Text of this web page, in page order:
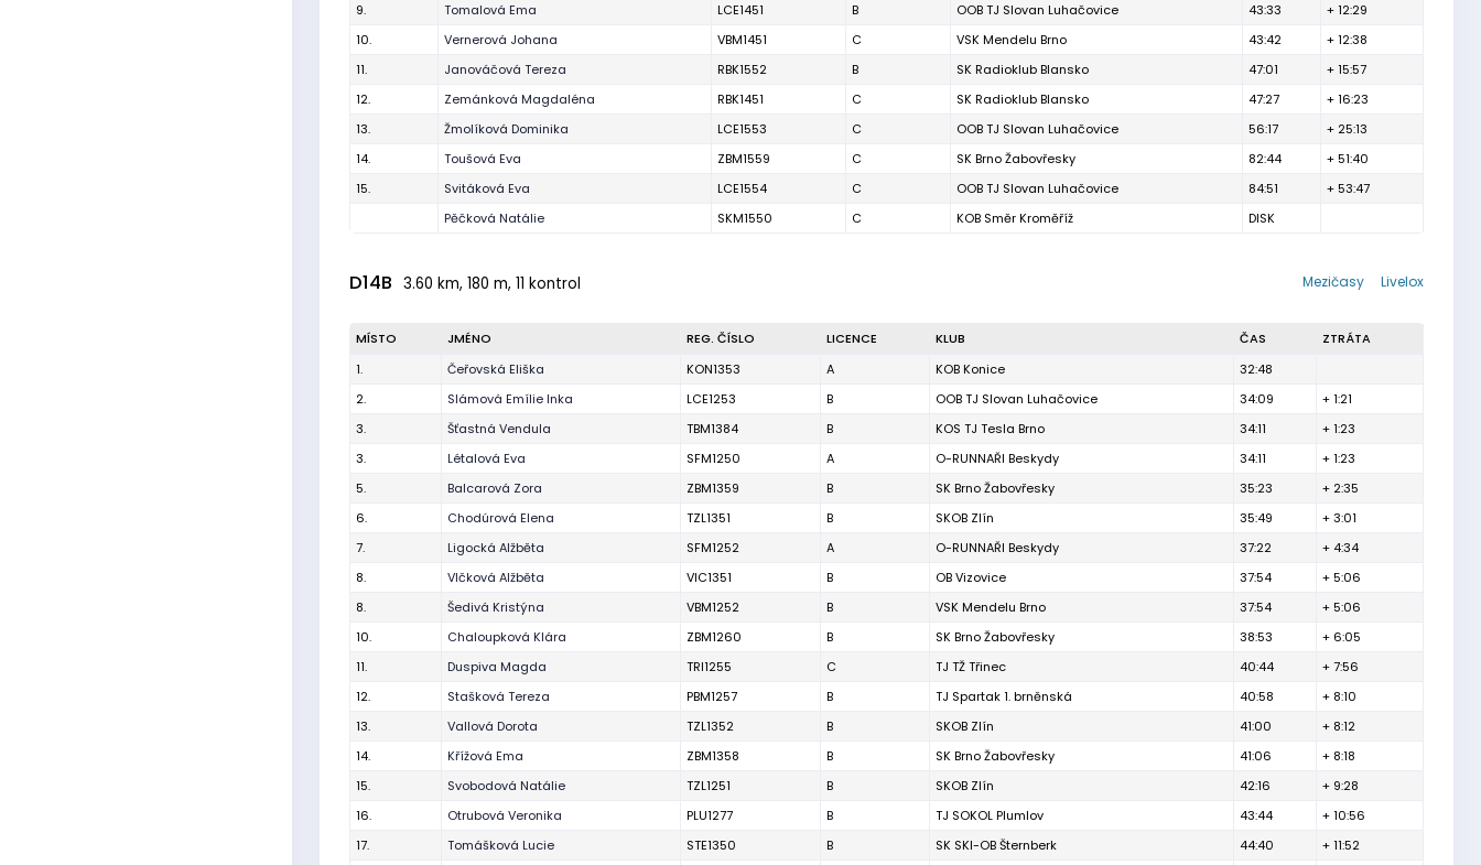
9.
Tomalová Ema LCE1451 B OOB TJ Slovan Luhačovice 43:33
+ 12:29
10.
Vernerová Johana VBM1451 C VSK Mendelu Brno 43:42
+ 12:38
11.
Janováčová Tereza RBK1552 B SK Radioklub Blansko 47:01
+ 15:57
12.
Zemánková Magdaléna RBK1451 C SK Radioklub Blansko 47:27
+ 16:23
13.
Žmolíková Dominika LCE1553 C OOB TJ Slovan Luhačovice 56:17
+ 25:13
14.
Toušová Eva ZBM1559 C SK Brno Žabovřesky 82:44
+ 51:40
15.
Svitáková Eva LCE1554 C OOB TJ Slovan Luhačovice 84:51
+ 53:47
Pěčková Natálie
SKM1550 C KOB Směr Kroměříž DISK
D14B 3.60 km, 180 m, 11 kontrol Livelox
Mezičasy
MÍSTO JMÉNO REG. ČÍSLO LICENCE KLUB ČAS
ZTRÁTA
1.
Čeřovská Eliška KON1353 A KOB Konice
32:48
2.
Slámová Emílie Inka LCE1253 B OOB TJ Slovan Luhačovice 34:09
+ 1:21
3.
Šťastná Vendula TBM1384 B KOS TJ Tesla Brno 34:11
+ 1:23
3.
Létalová Eva SFM1250 A O-RUNNAŘI Beskydy 34:11
+ 1:23
5.
Balcarová Zora ZBM1359 B SK Brno Žabovřesky 35:23
+ 2:35
6.
Chodúrová Elena TZL1351 B SKOB Zlín 35:49
+ 3:01
7.
Ligocká Alžběta SFM1252 A O-RUNNAŘI Beskydy 37:22
+ 4:34
8.
Vlčková Alžběta VIC1351 B OB Vizovice 37:54
+ 5:06
8.
Šedivá Kristýna VBM1252 B VSK Mendelu Brno 37:54
+ 5:06
10.
Chaloupková Klára ZBM1260 B SK Brno Žabovřesky 38:53
+ 6:05
11.
Duspiva Magda TRI1255 C TJ TŽ Třinec 40:44
+ 7:56
12.
Stašková Tereza PBM1257 B TJ Spartak 1. brněnská 40:58
+ 8:10
13.
Vallová Dorota TZL1352 B SKOB Zlín 41:00
+ 8:12
14.
Křížová Ema ZBM1358 B SK Brno Žabovřesky 41:06
+ 8:18
15.
Svobodová Natálie TZL1251 B SKOB Zlín 42:16
+ 9:28
16.
Otrubová Veronika PLU1277 B TJ SOKOL Plumlov 43:44
+ 10:56
17.
Tomášková Lucie STE1350 B SK SKI-OB Šternberk 44:40
+ 11:52